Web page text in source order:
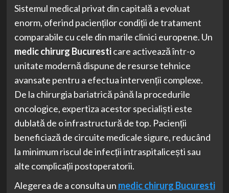
Sistemul medical privat din capitală a evoluat
enorm, oferind pacienților condiții de tratament
comparabile cu cele din marile clinici europene. Un
medic chirurg Bucuresticare activează într-o
unitate modernă dispune de resurse tehnice
avansate pentru a efectua intervenții complexe.
De la chirurgia bariatrică până la procedurile
oncologice, expertiza acestor specialiști este
dublată de o infrastructură de top. Pacienții
beneficiază de circuite medicale sigure, reducând
la minimum riscul de infecții intraspitalicești sau
alte complicații postoperatorii.
Alegerea de a consulta un medic chirurg Bucuresti